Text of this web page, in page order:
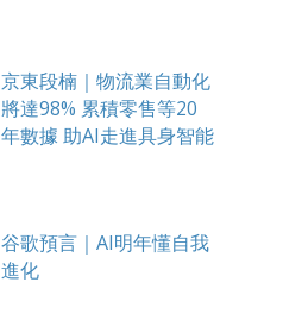
京東段楠｜物流業自動化
將達98% 累積零售等20
年數據 助AI走進具身智能
谷歌預言｜AI明年懂自我
進化